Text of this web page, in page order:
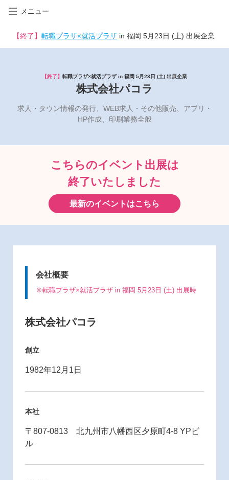
メニュー
【終了】 転職プラザ×就活プラザ in 福岡 5月23日 (土) 出展企業
【終了】 転職プラザ×就活プラザ in 福岡 5月23日 (土) 出展企業
株式会社パコラ
求人・タウン情報の発行、WEB求人・その他販売、アプリ・
HP作成、印刷業務全般
こちらのイベント出展は
終了いたしました
最新のイベントはこちら
会社概要
※転職プラザ×就活プラザ in 福岡 5月23日 (土) 出展時
株式会社パコラ
創立
1982年12月1日
本社
〒807-0813 北九州市八幡西区夕原町4-8 YPビ
ル